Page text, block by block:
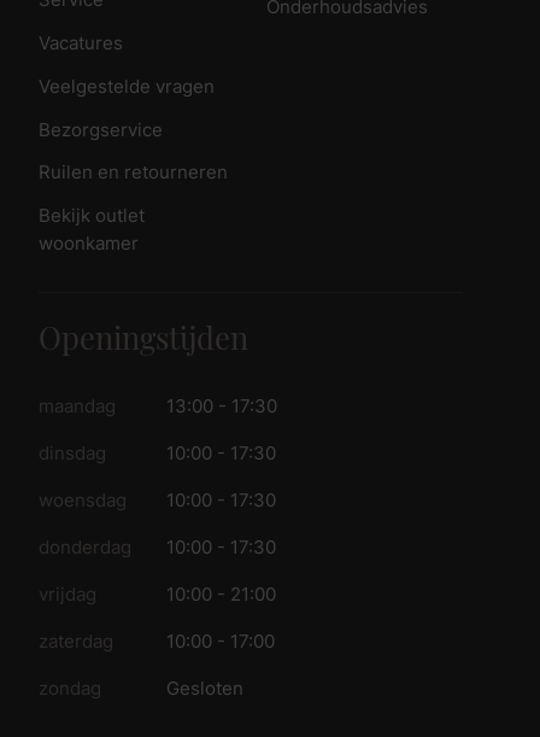
Vacatures
Veelgestelde vragen
Bezorgservice
Ruilen en retourneren
Bekijk outlet
woonkamer
Onderhoudsadvies
Openingstijden
maandag 13:00 - 17:30
dinsdag 10:00 - 17:30
woensdag 10:00 - 17:30
donderdag 10:00 - 17:30
vrijdag 10:00 - 21:00
zaterdag 10:00 - 17:00
zondag Gesloten